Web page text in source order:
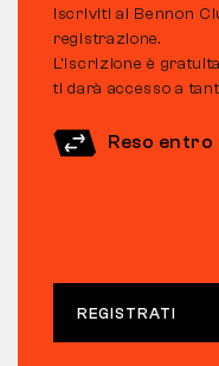
Iscriviti al Bennon
registrazione.
L’iscrizione è
ti darà accesso a
Reso
REGISTRATI